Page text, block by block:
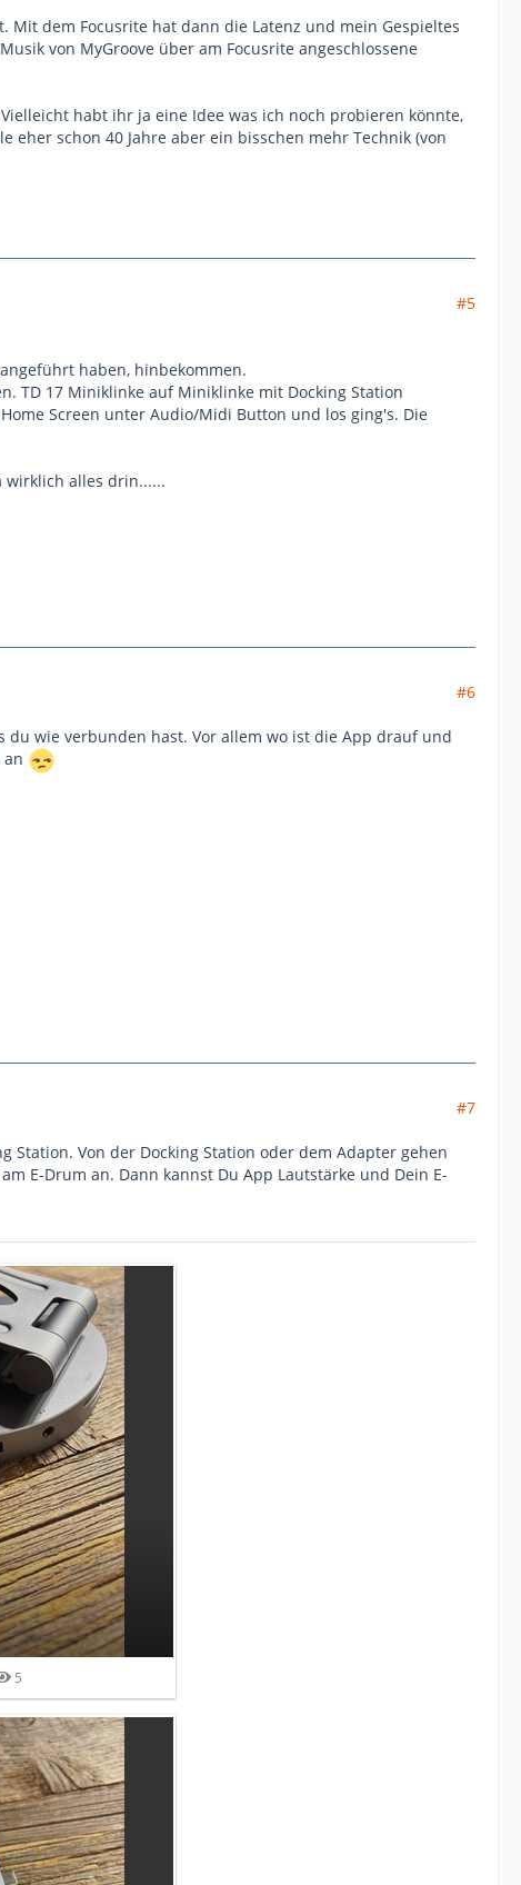
dem Focusrite hat dann die Latenz und mein Gespieltes
von MyGroove über am Focusrite angeschlossene
habt ihr ja eine Idee was ich noch probieren könnte,
schon 40 Jahre aber ein bisschen mehr Technik (von
#5
haben, hinbekommen.
TD 17 Miniklinke auf Miniklinke mit Docking Station
Screen unter Audio/Midi Button und los ging's. Die
wirklich alles drin......
#6
du wie verbunden hast. Vor allem wo ist die App drauf und
#7
Station. Von der Docking Station oder dem Adapter gehen
E-Drum an. Dann kannst Du App Lautstärke und Dein E-
5